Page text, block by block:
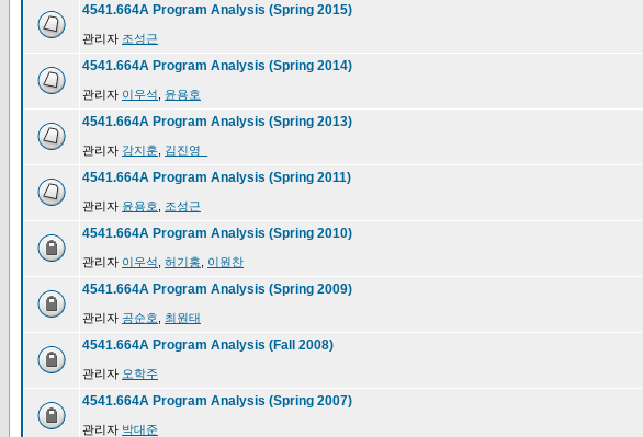
4541.664A Program Analysis (Spring 2015)
관리자 조성근
4541.664A Program Analysis (Spring 2014)
관리자 이우석 윤용호
4541.664A Program Analysis (Spring 2013)
관리자 강지훈 김진영_
4541.664A Program Analysis (Spring 2011)
관리자 윤용호 조성근
4541.664A Program Analysis (Spring 2010)
관리자 이우석 허기홍 이원찬
4541.664A Program Analysis (Spring 2009)
관리자 공순호 최원태
4541.664A Program Analysis (Fall 2008)
관리자 오학주
4541.664A Program Analysis (Spring 2007)
관리자 박대준